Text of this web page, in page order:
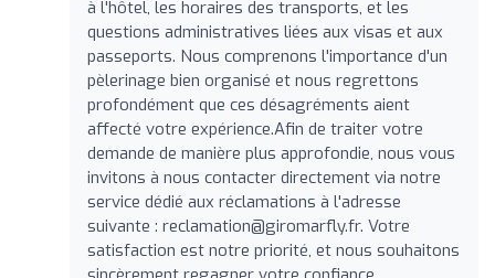
à l'hôtel, les horaires des transports, et les
questions administratives liées aux visas et aux
passeports. Nous comprenons l'importance d'un
pèlerinage bien organisé et nous regrettons
profondément que ces désagréments aient
affecté votre expérience.Afin de traiter votre
demande de manière plus approfondie, nous vous
invitons à nous contacter directement via notre
service dédié aux réclamations à l'adresse
suivante : reclamation@giromarfly.fr. Votre
satisfaction est notre priorité, et nous souhaitons